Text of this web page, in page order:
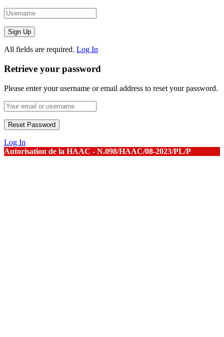
All fields are required. Log In
Retrieve your password
Please enter your username or email address to reset your password.
Log In
Autorisation de la HAAC - N.098/HAAC/08-2023/PL/P